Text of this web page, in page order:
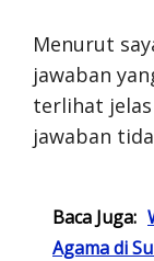
Menurut
jawaban
terlihat
jawaban
Baca Juga:
Agama di